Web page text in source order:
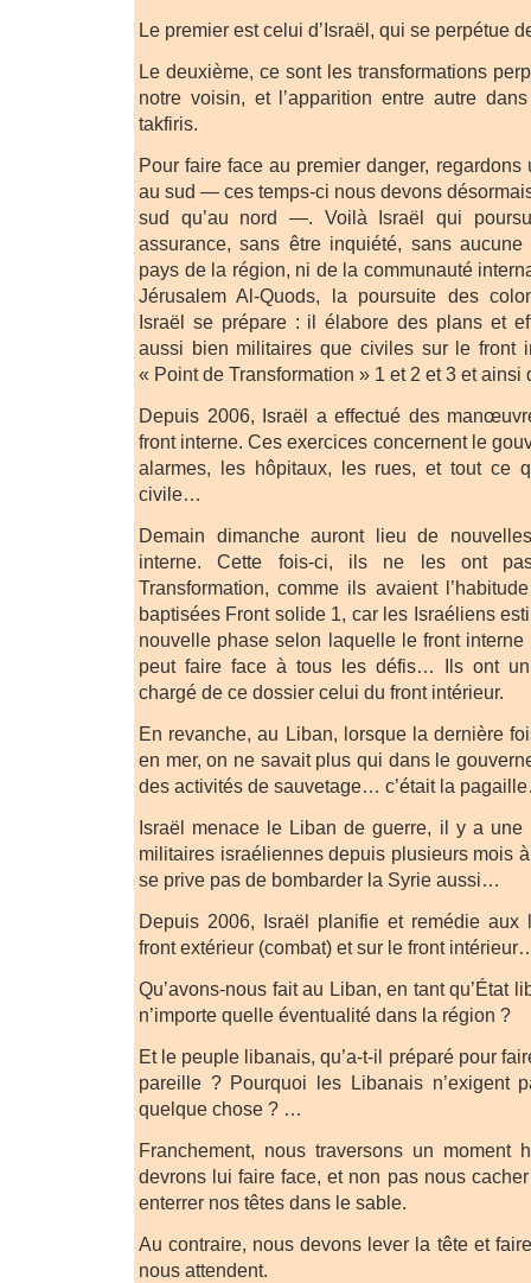
Le premier est celui d’Israël, qui se perpétue
Le deuxième, ce sont les transformations
notre voisin, et l’apparition entre autre
takfiris.
Pour faire face au premier danger,
au sud — ces temps-ci nous devons
sud qu’au nord —. Voilà Israël qui
assurance, sans être inquiété, sans
pays de la région, ni de la communauté
Jérusalem Al-Quods, la poursuite des
Israël se prépare : il élabore des plans et
aussi bien militaires que civiles sur le front
« Point de Transformation » 1 et 2 et 3 et ainsi
Depuis 2006, Israël a effectué des
front interne. Ces exercices concernent le
alarmes, les hôpitaux, les rues, et tout ce
civile…
Demain dimanche auront lieu de
interne. Cette fois-ci, ils ne les ont
Transformation, comme ils avaient
baptisées Front solide 1, car les Israéliens
nouvelle phase selon laquelle le front
peut faire face à tous les défis… Ils ont un
chargé de ce dossier celui du front intérieur.
En revanche, au Liban, lorsque la dernière
en mer, on ne savait plus qui dans le
des activités de sauvetage… c’était la
Israël menace le Liban de guerre, il y a une
militaires israéliennes depuis plusieurs mois
se prive pas de bombarder la Syrie aussi…
Depuis 2006, Israël planifie et remédie aux
front extérieur (combat) et sur le front
Qu’avons-nous fait au Liban, en tant qu’État
n’importe quelle éventualité dans la région ?
Et le peuple libanais, qu’a-t-il préparé pour
pareille ? Pourquoi les Libanais n’exigent
quelque chose ? …
Franchement, nous traversons un moment
devrons lui faire face, et non pas nous
enterrer nos têtes dans le sable.
Au contraire, nous devons lever la tête et
nous attendent.